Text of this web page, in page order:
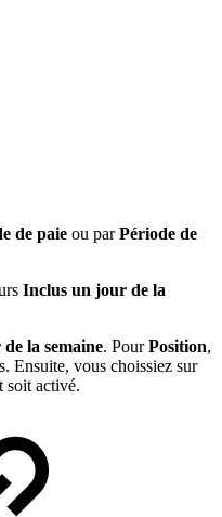
de paie ou parPériode de
Inclus un jour de la
la semaine. PourPosition,
Ensuite, vous choissiez sur
soit activé.